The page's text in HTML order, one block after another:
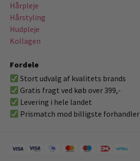
Hårpleje
Hårstyling
Hudpleje
Kollagen
Fordele
Stort udvalg af kvalitets brands
Gratis fragt ved køb over 399,-
Levering i hele landet
Prismatch mod billigste forhandler